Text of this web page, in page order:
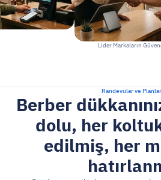
Lider Markaların
Randevular ve
Berber
dolu, her
edilmiş, her